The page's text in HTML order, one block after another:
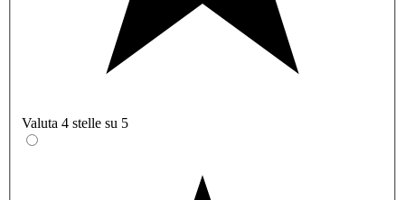
Valuta 4 stelle su 5